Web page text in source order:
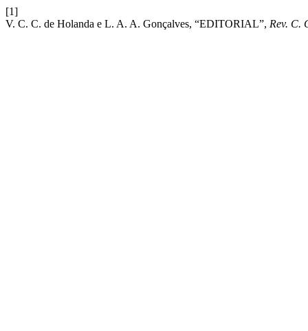
[1]
V. C. C. de Holanda e L. A. A. Gonçalves, “EDITORIAL”, Rev. C.